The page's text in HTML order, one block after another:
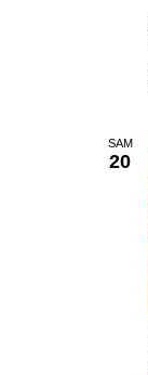
SAM
20